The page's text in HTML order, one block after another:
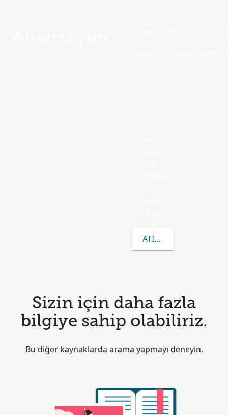
ATIENZAGIMENEZ
Sizin için daha fazla
bilgiye sahip olabiliriz.
Bu diğer kaynaklarda arama yapmayı deneyin.